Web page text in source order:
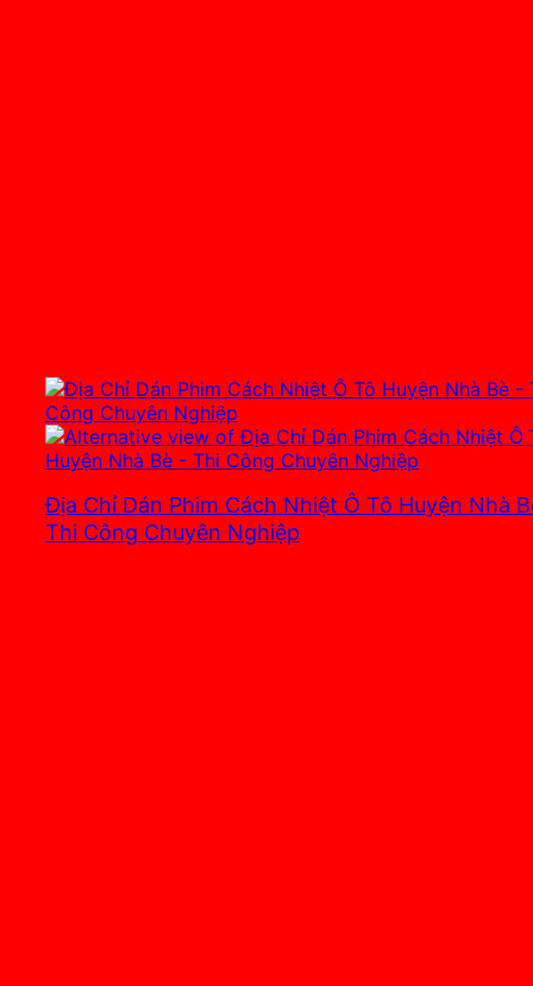
Địa Chỉ Dán Phim Cách Nhiệt Ô Tô Huyện Nhà
Thi Công Chuyên Nghiệp